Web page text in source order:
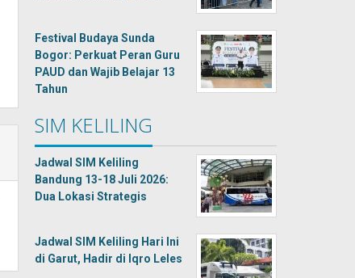
Festival Budaya Sunda
Bogor: Perkuat Peran Guru
PAUD dan Wajib Belajar 13
Tahun
SIM KELILING
Jadwal SIM Keliling
Bandung 13-18 Juli 2026:
Dua Lokasi Strategis
Jadwal SIM Keliling Hari Ini
di Garut, Hadir di Iqro Leles